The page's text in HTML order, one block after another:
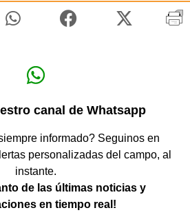
canal de Whatsapp
informado? Seguinos en
personalizadas del campo, al
instante.
de las últimas noticias y
en tiempo real!